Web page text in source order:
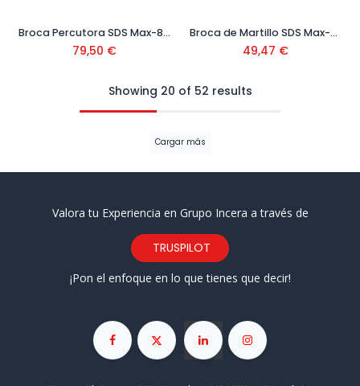
Broca Percutora SDS Max-8x 400x520 mm
79,50 €
Broca de Martillo SDS Max-8x 400x540 mm
49,47 €
Showing 20 of 52 results
Cargar más
Valora tu Experiencia en Grupo Incera a través de
TRUSPILOT
¡Pon el enfoque en lo que tienes que decir!